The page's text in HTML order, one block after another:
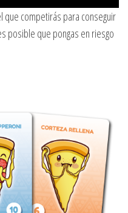
que competirás para conseguir
posible que pongas en riesgo